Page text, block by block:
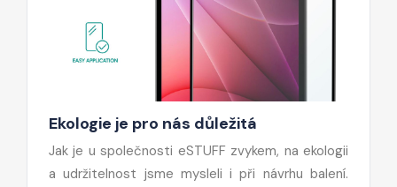
Ekologie je pro nás důležitá
Jak je u společnosti eSTUFF zvykem, na ekologii
a udržitelnost jsme mysleli i při návrhu balení.